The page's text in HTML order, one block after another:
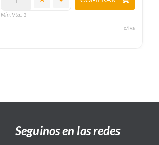
Min. Vta.: 1
c/iva
Seguinos en las redes